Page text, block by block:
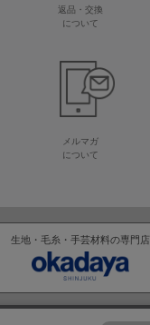
返品・交換
について
メルマガ
について
生地・毛糸・手芸材料の専門店